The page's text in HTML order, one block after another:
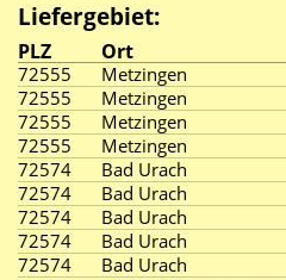
Liefergebiet:
PLZ Ort
72555 Metzingen
72555
Metzingen
72555
Metzingen
72555
Metzingen
72574
Bad Urach
72574
Bad Urach
72574
Bad Urach
72574
Bad Urach
72574
Bad Urach